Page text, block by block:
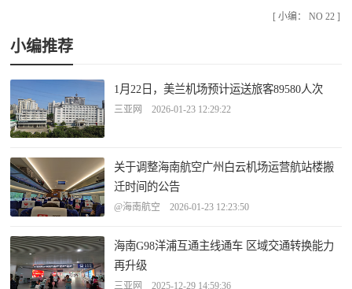
[ 小编： NO 22 ]
小编推荐
1月22日，美兰机场预计运送旅客89580人次
三亚网 2026-01-23 12:29:22
关于调整海南航空广州白云机场运营航站楼搬
迁时间的公告
@海南航空 2026-01-23 12:23:50
海南G98洋浦互通主线通车 区域交通转换能力
再升级
三亚网 2025-12-29 14:59:36